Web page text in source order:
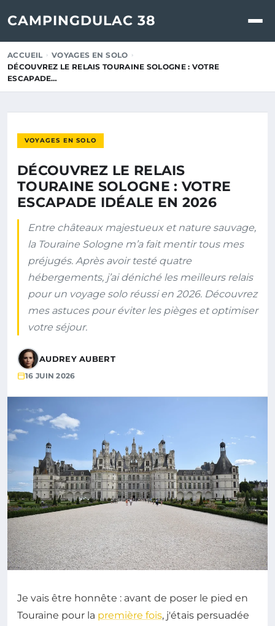
CAMPINGDULAC 38
ACCUEIL
VOYAGES EN SOLO
DÉCOUVREZ LE RELAIS TOURAINE SOLOGNE : VOTRE
ESCAPADE…
VOYAGES EN SOLO
DÉCOUVREZ LE RELAIS
TOURAINE SOLOGNE : VOTRE
ESCAPADE IDÉALE EN 2026
Entre châteaux majestueux et nature sauvage,
la Touraine Sologne m’a fait mentir tous mes
préjugés. Après avoir testé quatre
hébergements, j’ai déniché les meilleurs relais
pour un voyage solo réussi en 2026. Découvrez
mes astuces pour éviter les pièges et optimiser
votre séjour.
AUDREY AUBERT
16 JUIN 2026
Je vais être honnête : avant de poser le pied en
Touraine pour la première fois, j'étais persuadée